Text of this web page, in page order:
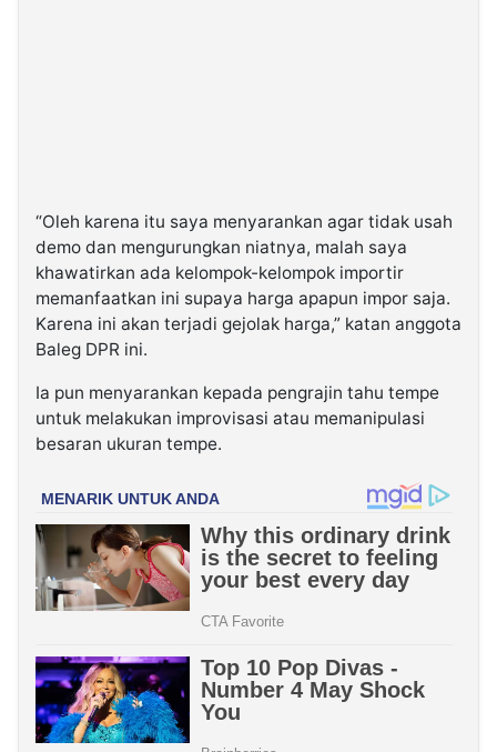
“Oleh karena itu saya menyarankan agar tidak usah
demo dan mengurungkan niatnya, malah saya
khawatirkan ada kelompok-kelompok importir
memanfaatkan ini supaya harga apapun impor saja.
Karena ini akan terjadi gejolak harga,” katan anggota
Baleg DPR ini.
Ia pun menyarankan kepada pengrajin tahu tempe
untuk melakukan improvisasi atau memanipulasi
besaran ukuran tempe.